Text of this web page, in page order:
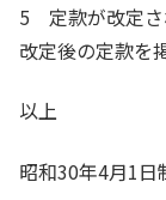
5 定款が改定さ
改定後の定款を
以上
昭和30年4月1日